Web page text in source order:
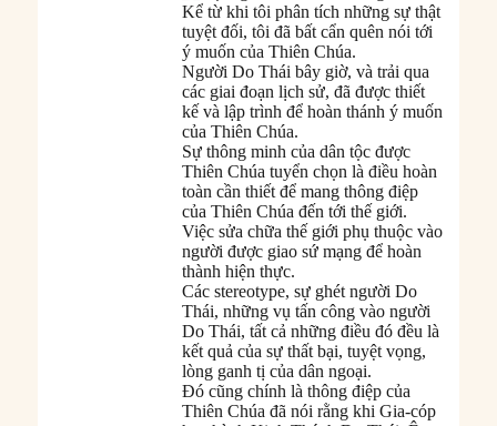
Kể từ khi tôi phân tích những sự thật
tuyệt đối, tôi đã bất cẩn quên nói tới
ý muốn của Thiên Chúa.
Người Do Thái bây giờ, và trải qua
các giai đoạn lịch sử, đã được thiết
kế và lập trình để hoàn thánh ý muốn
của Thiên Chúa.
Sự thông minh của dân tộc được
Thiên Chúa tuyển chọn là điều hoàn
toàn cần thiết để mang thông điệp
của Thiên Chúa đến tới thế giới.
Việc sửa chữa thế giới phụ thuộc vào
người được giao sứ mạng để hoàn
thành hiện thực.
Các stereotype, sự ghét người Do
Thái, những vụ tấn công vào người
Do Thái, tất cả những điều đó đều là
kết quả của sự thất bại, tuyệt vọng,
lòng ganh tị của dân ngoại.
Đó cũng chính là thông điệp của
Thiên Chúa đã nói rằng khi Gia-cóp